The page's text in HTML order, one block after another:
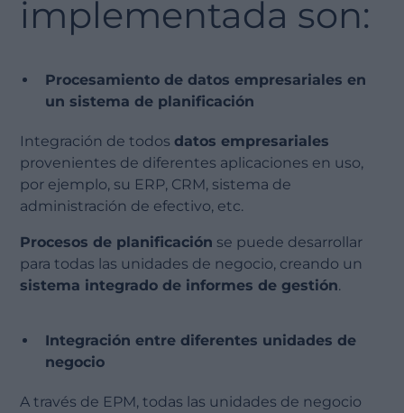
implementada son:
Procesamiento de datos empresariales en
un sistema de planificación
Integración de todosdatos empresariales
provenientes de diferentes aplicaciones en uso,
por ejemplo, su ERP, CRM, sistema de
administración de efectivo, etc.
Procesos de planificación se puede desarrollar
para todas las unidades de negocio, creando un
sistema integrado de informes de gestión.
Integración entre diferentes unidades de
negocio
A través de EPM, todas las unidades de negocio